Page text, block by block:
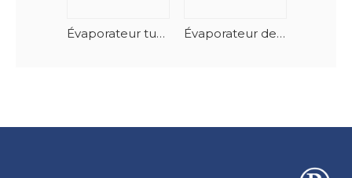
Évaporateur tunnel de fruits de mer en spirale vertical à dégivrage automatique Évaporateur de congélateur à spirale empilable en acier inoxydable-AlMg